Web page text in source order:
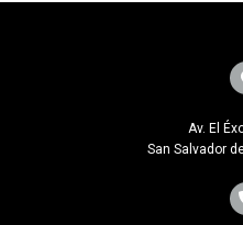
Av. El
San Salvador